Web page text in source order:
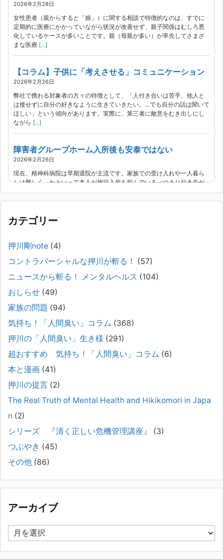
2026年2月28日
女性患者（親からすると「娘」）に関する相談で特徴的なのは、すでに
定期的に医療にかかっていながら状況が改善せず、親子関係はむしろ悪
化しているケースが多いことです。親（母親が多い）が率先してさまざ
まな医療 [...]
【コラム】子供に「考えさせる」コミュニケーション
2026年2月26日
弊社で携わる対象者の方々の特徴として、「人付き合いは苦手、他人と
は接せずに自分の好きなように生きていきたい。…でも自分の話は聞いて
ほしい」という傾向があります。実際に、第三者に敵意をむき出しにし
ながら [...]
障害者グループホーム入所後も安泰ではない
2026年2月26日
現在、精神科病院は早期退院が主流です。家族での受け入れや一人暮ら
しは難しく、かといって本人が施設入所を拒んでいる（つまり行き先が
見つかっていない）ような場合でも、病院から退院を急かされ、家族が
困ってし[...]
精神科から「退院できます」と言われた家族へ──退院
後の安全設計
2026年2月21日
通常価格 2,980円 → 今だけ 1,480円（50％OFF）こちらのnoteは、
（株）トキワ精神保健事務所（所長：押川剛）が支援の現場で行なって
きた実務対応を、家族向けに整理しています。 続きをみ
#042 精神疾患の子どもと健全なコミュニケーション
がとれない（母娘編）。
弊社は、病識のない重篤な精神疾患を抱えるご家族からのご相談を受
け、長年にわたり精神科医療へのアクセスの仕方や問題解決に取り組ん
い場合、家[...]
#041 将来を案じる「きょうだい」必見②きょうだ
いに精神疾患が疑われる家族がいて、家族間トラブル
で困っている方へ
2025年8月11日
長年問題解決に至らない家族のパターンのうち、弊社の相談で多い事例
景・特徴続きをみる
集英社オンラインのインタビューを受けました。「漫
画といえば集英社！」というく…
2023年3月1日
集英社オンラインのインタビューを受けました。「漫画といえば集英
社！」というくらいの大御所が、「子供を殺してくださいという親た
名誉です。h[...]
カテゴリー
押川剛note (4)
コントラバーシャルな押川が斬る！
(57)
ニュースから斬る！ メンタルヘルス (104)
おしらせ (49)
家族の問題 (94)
気持ち！「人間臭い」コラム (368)
押川の「人間臭い」生き様 (291)
超おすすめ 気持ち！「人間臭い」コラム (6)
本と漫画 (41)
押川の提言 (2)
The Real Truth of Mental Health and Hikikomori in Japa
n (2)
シリーズ 『清く正しい危機管理講座』
(3)
つぶやき (45)
その他 (86)
アーカイブ
ー
カ